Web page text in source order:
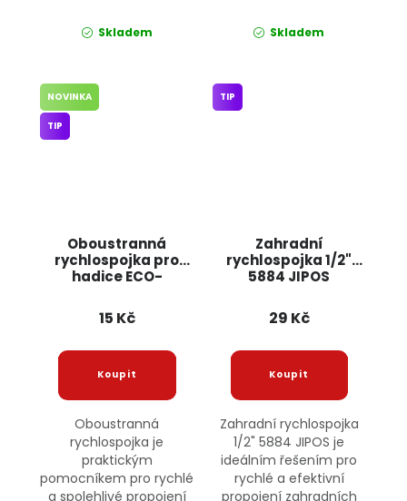
Skladem Skladem
Oboustranná
rychlospojka pro
hadice ECO-
NOVINKA
TIP
15 Kč
Oboustranná
rychlospojka je
praktickým
pomocníkem pro rychlé
a spolehlivé propojení
Zahradní
rychlospojka 1/2"
5884 JIPOS
TIP
29 Kč
Zahradní rychlospojka
1/2" 5884 JIPOS je
ideálním řešením pro
rychlé a efektivní
propojení zahradních